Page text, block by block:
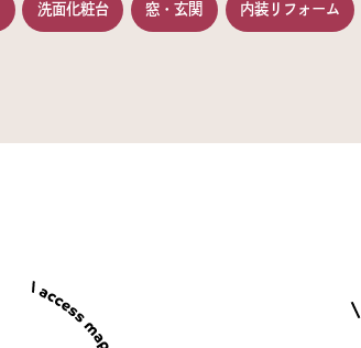
洗面化粧台 窓・玄関 内装リフォーム